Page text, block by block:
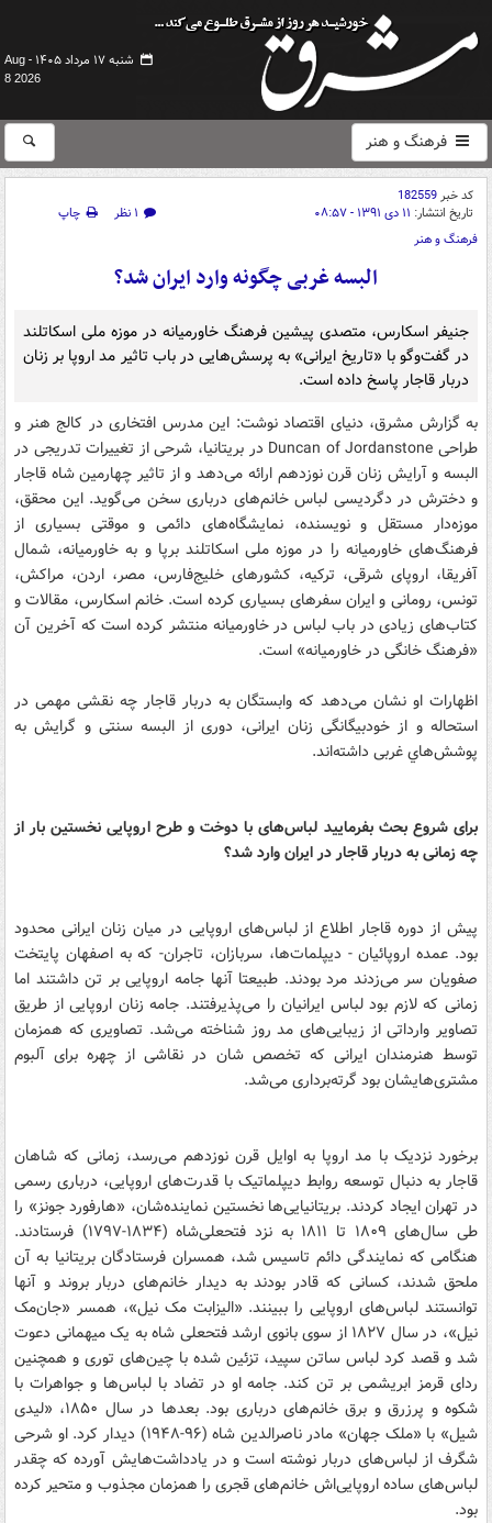
شنبه ۱۷ مرداد ۱۴۰۵ -
Aug
8 2026
فرهنگ و هنر
کد خبر182559
تاریخ انتشار: ۱۱ دی ۱۳۹۱ - ۰۸:۵۷ ۱ نظر
چاپ
فرهنگ و هنر
البسه غربی چگونه وارد ایران شد؟
جنیفر اسکارس، متصدی پیشین فرهنگ خاورمیانه در موزه ملی اسکاتلند
در گفت‌وگو با «تاریخ ایرانی» به پرسش‌هایی در باب تاثیر مد اروپا بر زنان
دربار قاجار پاسخ داده است.
به گزارش مشرق، دنیای اقتصاد نوشت: این مدرس افتخاری در کالج هنر و
طراحی Duncan of Jordanstone در بریتانیا، شرحی از تغییرات تدریجی در
البسه و آرایش زنان قرن نوزدهم ارائه می‌دهد و از تاثیر چهارمین شاه قاجار
و دخترش در دگردیسی لباس خانم‌های درباری سخن می‌گوید. این محقق،
موزه‌دار مستقل و نویسنده، نمایشگاه‌های دائمی و موقتی بسیاری از
فرهنگ‌های خاورمیانه را در موزه ملی اسکاتلند برپا و به خاورمیانه، شمال
آفریقا، اروپای شرقی، ترکیه، کشورهای خلیج‌فارس، مصر، اردن، مراکش،
تونس، رومانی و ایران سفرهای بسیاری کرده است. خانم اسکارس، مقالات و
کتاب‌های زیادی در باب لباس در خاورمیانه منتشر کرده است که آخرین آن
«فرهنگ خانگی در خاورمیانه» است.
اظهارات او نشان می‌دهد که وابستگان به دربار قاجار چه نقشی مهمی در
استحاله و از خودبیگانگی زنان ایرانی، دوری از البسه سنتی و گرایش به
پوشش‌هاي غربی داشته‌اند.
برای شروع بحث بفرمایید لباس‌های با دوخت و طرح اروپایی نخستین بار از
چه زمانی به دربار قاجار در ایران وارد شد؟
پیش از دوره قاجار اطلاع از لباس‌های اروپایی در میان زنان ایرانی محدود
بود. عمده اروپائیان - دیپلمات‌ها، سربازان، تاجران- که به اصفهان پایتخت
صفویان سر می‌زدند مرد بودند. طبیعتا آنها جامه اروپایی بر تن داشتند اما
زمانی که لازم بود لباس ایرانیان را می‌پذیرفتند. جامه زنان اروپایی از طریق
تصاویر وارداتی از زیبایی‌های مد روز شناخته می‌شد. تصاویری که همزمان
توسط هنرمندان ایرانی که تخصص شان در نقاشی از چهره برای آلبوم
مشتری‌هایشان بود گرته‌برداری می‌شد.
برخورد نزدیک با مد اروپا به اوایل قرن نوزدهم می‌رسد، زمانی که شاهان
قاجار به دنبال توسعه روابط دیپلماتیک با قدرت‌های اروپایی، درباری رسمی
در تهران ایجاد کردند. بریتانیایی‌ها نخستین نماینده‌شان، «هارفورد جونز» را
طی سال‌های ۱۸۰۹ تا ۱۸۱۱ به نزد فتحعلی‌شاه (۱۸۳۴-۱۷۹۷) فرستادند.
هنگامی که نمایندگی دائم تاسیس شد، همسران فرستادگان بریتانیا به آن
ملحق شدند، کسانی که قادر بودند به دیدار خانم‌های دربار بروند و آنها
توانستند لباس‌های اروپایی را ببینند. «الیزابت مک نیل»، همسر «جان‌مک
نیل»، در سال ۱۸۲۷ از سوی بانوی ارشد فتحعلی شاه به یک ميهمانی دعوت
شد و قصد کرد لباس ساتن سپید، تزئین شده با چین‌های توری و همچنین
ردای قرمز ابریشمی بر تن کند. جامه او در تضاد با لباس‌ها و جواهرات با
شکوه و پرزرق و برق خانم‌های درباری بود. بعد‌ها در سال ۱۸۵۰، «لیدی
شیل» با «ملک جهان» مادر ناصرالدین شاه (۹۶-۱۹۴۸) دیدار کرد. او شرحی
شگرف از لباس‌های دربار نوشته است و در یادداشت‌هایش آورده که چقدر
لباس‌های ساده اروپایی‌اش خانم‌های قجری را همزمان مجذوب و متحیر کرده
بود.